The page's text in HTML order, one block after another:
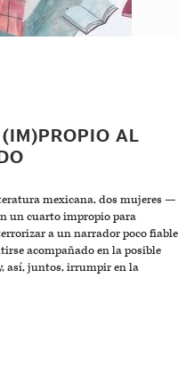
(IM)PROPIO AL
mexicana, dos mujeres —
un cuarto impropio para
a un narrador poco fiable
acompañado en la posible
así, juntos, irrumpir en la